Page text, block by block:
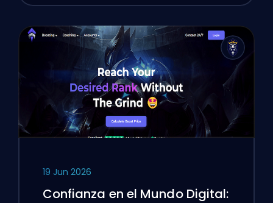
19 Jun 2026
Confianza en el Mundo Digital: